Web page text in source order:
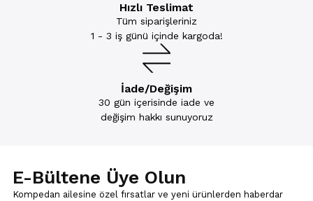
Hızlı Teslimat
Tüm siparişleriniz
1 - 3 iş günü içinde kargoda!
İade/Değişim
30 gün içerisinde iade ve
değişim hakkı sunuyoruz
E-Bültene Üye Olun
Kompedan ailesine özel fırsatlar ve yeni ürünlerden haberdar